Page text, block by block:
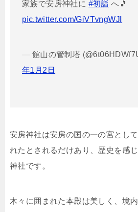
家族で安房神社に #初詣 へ🎵
pic.twitter.com/GiVTvngWJl
— 館山の管制塔
年1月2日
安房神社は安房の国の一の宮とし
れたとされるだけあり、歴史を感
神社です。
木々に囲まれた本殿は美しく、境